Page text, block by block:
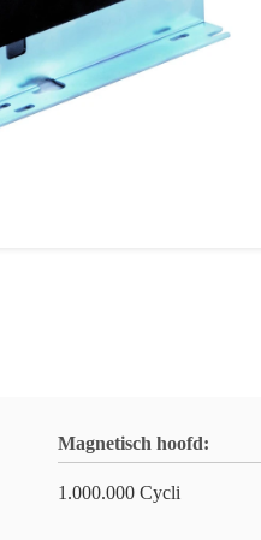
Magnetisch hoofd:
1.000.000 Cycli